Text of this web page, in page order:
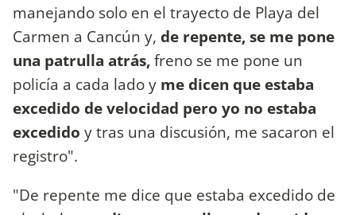
manejando solo en el trayecto de Playa del
Carmen a Cancún y, de repente, se me pone
una patrulla atrás,freno se me pone un
policía a cada lado y me dicen que estaba
excedido de velocidad pero yo no estaba
excedido y tras una discusión, me sacaron el
registro".
"De repente me dice que estaba excedido de